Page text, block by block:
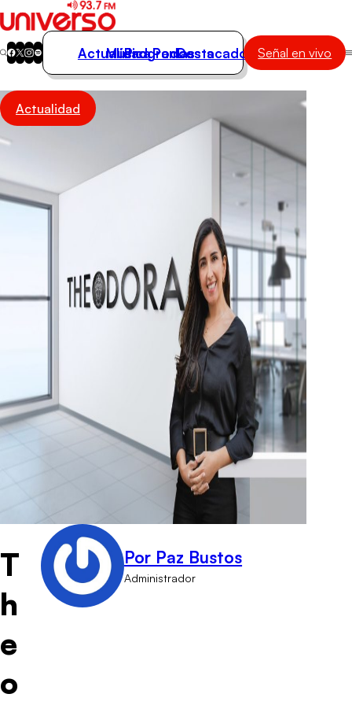
Actualidad
Música
Programas
Destacados
Actualidad
Música
Programas
Podcasts
Destacados Señal en vivo
Actualidad
T
h
e
o
Por Paz Bustos
Administrador